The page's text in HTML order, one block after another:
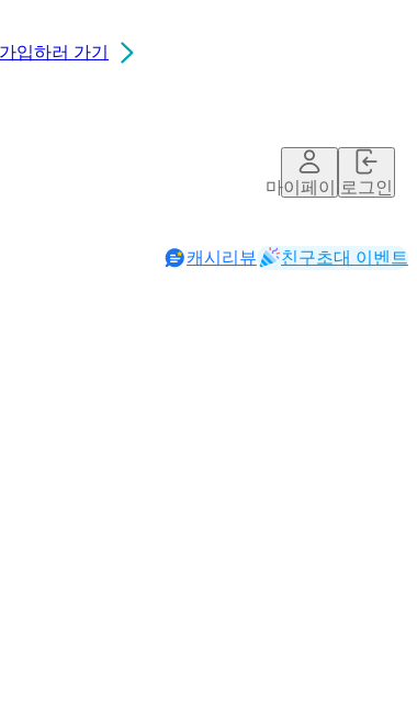
가입하러 가기
마이페이지로그인
캐시리뷰 친구초대 이벤트